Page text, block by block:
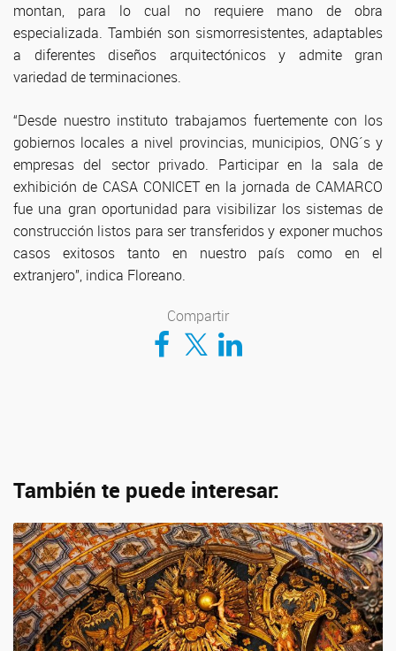
montan, para lo cual no requiere mano de obra
especializada. También son sismorresistentes, adaptables
a diferentes diseños arquitectónicos y admite gran
variedad de terminaciones.
“Desde nuestro instituto trabajamos fuertemente con los
gobiernos locales a nivel provincias, municipios, ONG´s y
empresas del sector privado. Participar en la sala de
exhibición de CASA CONICET en la jornada de CAMARCO
fue una gran oportunidad para visibilizar los sistemas de
construcción listos para ser transferidos y exponer muchos
casos exitosos tanto en nuestro país como en el
extranjero”, indica Floreano.
Compartir
Compartir en Facebook
Compartir en TwitterCompartir en LinkedIn
También te puede interesar: